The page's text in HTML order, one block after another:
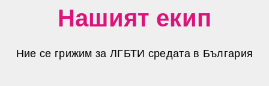
Нашият екип
Ние се грижим за ЛГБТИ средата в България